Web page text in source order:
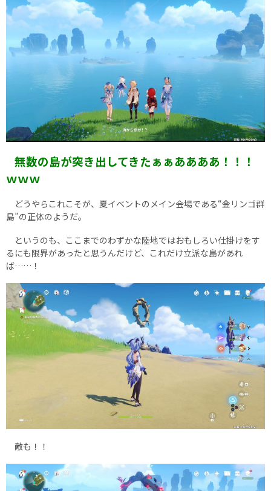
無数の島が突き出してきたぁぁああああ！！！
ｗｗｗ
どうやらこれこそが、夏イベントのメイン会場である“金リンゴ群
島”の正体のようだ。
というのも、ここまでのわずかな陸地ではおもしろい仕掛けをす
るにも限界があったと思うんだけど、これだけ立派な島があれ
ば……！
敵も！！